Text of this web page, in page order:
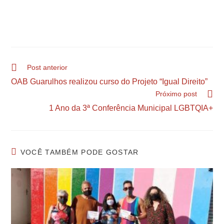
Post anterior
OAB Guarulhos realizou curso do Projeto “Igual Direito”
Próximo post
1 Ano da 3ª Conferência Municipal LGBTQIA+
VOCÊ TAMBÉM PODE GOSTAR